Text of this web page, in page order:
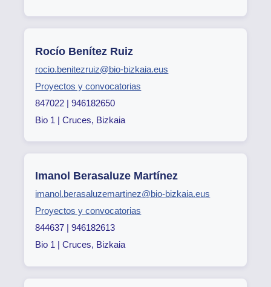
Rocío Benítez Ruiz
rocio.benitezruiz@bio-bizkaia.eus
Proyectos y convocatorias
847022 | 946182650
Bio 1 | Cruces, Bizkaia
Imanol Berasaluze Martínez
imanol.berasaluzemartinez@bio-bizkaia.eus
Proyectos y convocatorias
844637 | 946182613
Bio 1 | Cruces, Bizkaia